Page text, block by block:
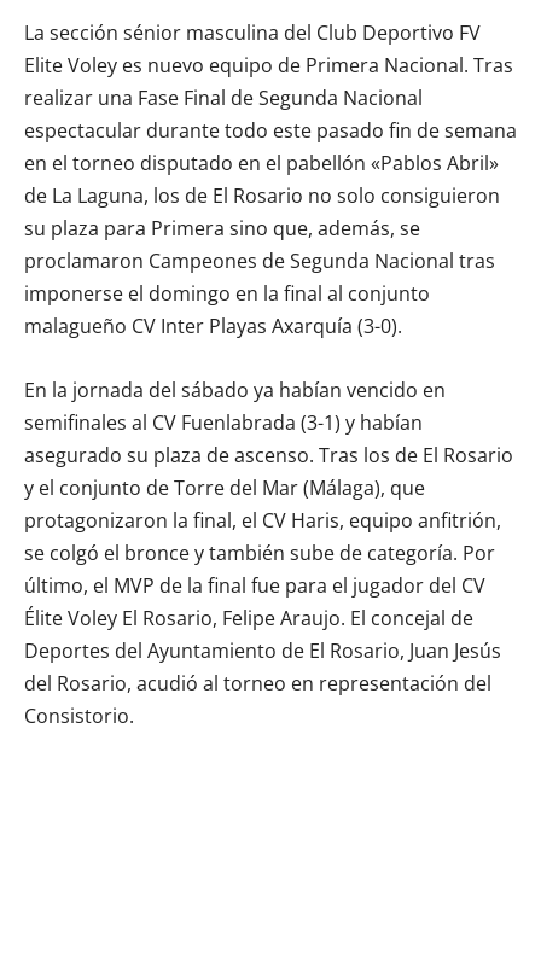
La sección sénior masculina del Club Deportivo FV
Elite Voley es nuevo equipo de Primera Nacional. Tras
realizar una Fase Final de Segunda Nacional
espectacular durante todo este pasado fin de semana
en el torneo disputado en el pabellón «Pablos Abril»
de La Laguna, los de El Rosario no solo consiguieron
su plaza para Primera sino que, además, se
proclamaron Campeones de Segunda Nacional tras
imponerse el domingo en la final al conjunto
malagueño CV Inter Playas Axarquía (3-0).
En la jornada del sábado ya habían vencido en
semifinales al CV Fuenlabrada (3-1) y habían
asegurado su plaza de ascenso. Tras los de El Rosario
y el conjunto de Torre del Mar (Málaga), que
protagonizaron la final, el CV Haris, equipo anfitrión,
se colgó el bronce y también sube de categoría. Por
último, el MVP de la final fue para el jugador del CV
Élite Voley El Rosario, Felipe Araujo. El concejal de
Deportes del Ayuntamiento de El Rosario, Juan Jesús
del Rosario, acudió al torneo en representación del
Consistorio.